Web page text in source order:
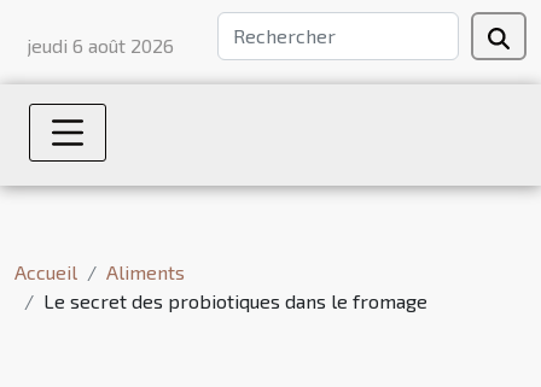
jeudi 6 août 2026
Accueil
Aliments
Le secret des probiotiques dans le fromage